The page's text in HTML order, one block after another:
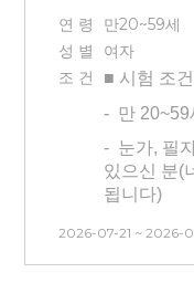
예민하신
있음*
1주동안
- 전박부
진행예정
-한쪽 전박
있습니다(
불가 및 점
* 방문 3일
불가
연 령
만20~59세
성 별
여자
조 건
■ 시험 조건
- 만 20~59
- 눈가, 필
있으신 분(
됩니다)
- 3개월 내
2026-07-21 ~ 2026-